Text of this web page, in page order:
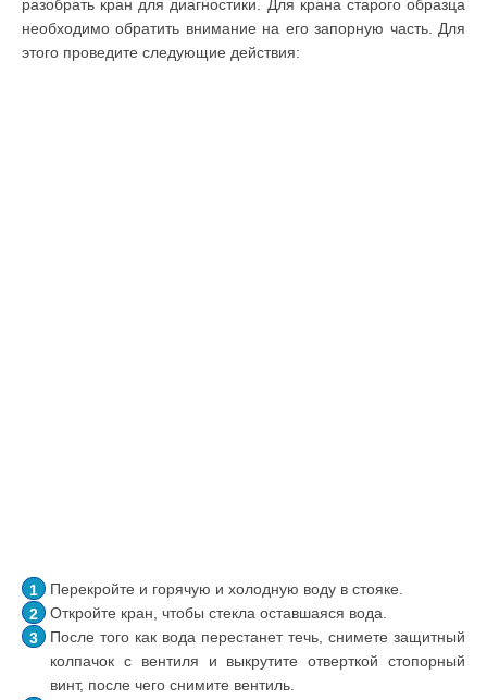
разобрать кран для диагностики. Для крана старого образца
необходимо обратить внимание на его запорную часть. Для
этого проведите следующие действия:
Перекройте и горячую и холодную воду в стояке.
Откройте кран, чтобы стекла оставшаяся вода.
После того как вода перестанет течь, снимете защитный
колпачок с вентиля и выкрутите отверткой стопорный
винт, после чего снимите вентиль.